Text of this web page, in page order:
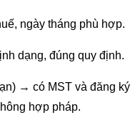
ngày tháng phù hợp.
dạng, đúng quy định.
→ có MST và đăng ký
hợp pháp.